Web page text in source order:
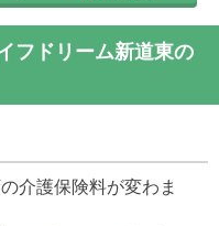
フドリーム新道東の
介護保険料が変わま